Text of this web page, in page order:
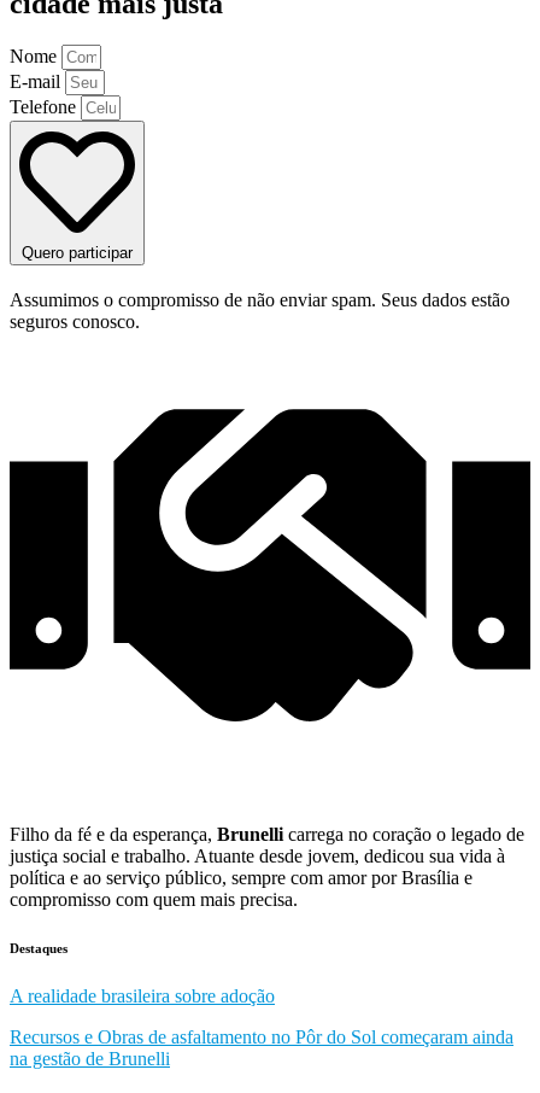
Nome
E-mail
Telefone
Quero participar
Assumimos o compromisso de não enviar spam. Seus dados estão
seguros conosco.
Filho da fé e da esperança, Brunelli carrega no coração o legado de
justiça social e trabalho. Atuante desde jovem, dedicou sua vida à
política e ao serviço público, sempre com amor por Brasília e
compromisso com quem mais precisa.
Destaques
A realidade brasileira sobre adoção
Recursos e Obras de asfaltamento no Pôr do Sol começaram ainda
na gestão de Brunelli